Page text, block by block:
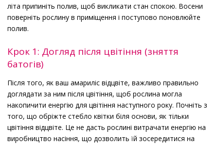
літа припиніть полив, щоб викликати стан спокою. Восени
поверніть рослину в приміщення і поступово поновлюйте
полив.
Крок 1: Догляд після цвітіння (зняття
батогів)
Після того, як ваш амариліс відцвіте, важливо правильно
доглядати за ним після цвітіння, щоб рослина могла
накопичити енергію для цвітіння наступного року. Почніть з
того, що обріжте стебло квітки біля основи, як тільки
цвітіння відцвіте. Це не дасть рослині витрачати енергію на
виробництво насіння, що дозволить їй зосередитися на